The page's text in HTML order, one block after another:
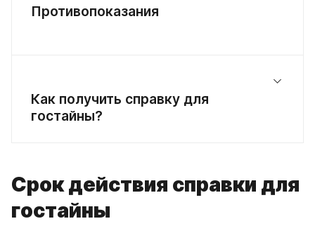
Противопоказания
Как получить справку для
гостайны?
Срок действия справки для
гостайны